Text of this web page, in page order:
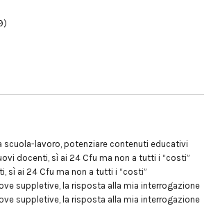
scuola-lavoro, potenziare contenuti educativi
docenti, sì ai 24 Cfu ma non a tutti i “costi”
sì ai 24 Cfu ma non a tutti i “costi”
suppletive, la risposta alla mia interrogazione
suppletive, la risposta alla mia interrogazione